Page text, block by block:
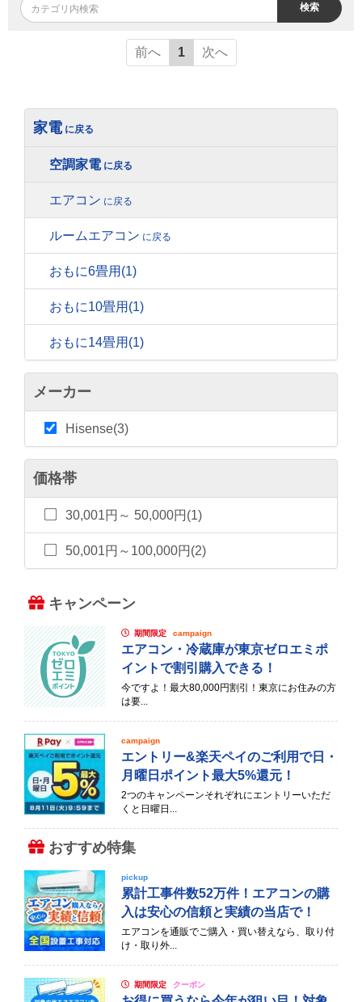
検索
前へ 1 次へ
家電
空調家電
エアコン
ルームエアコン
おもに6畳用 (1)
おもに10畳用 (1)
おもに14畳用 (1)
メーカー
Hisense(3)
価格帯
30,001円～ 50,000円(1)
50,001円～100,000円(2)
キャンペーン
期間限定 campaign
エアコン・冷蔵庫が東京ゼロエミポ
イントで割引購入できる！
今ですよ！最大80,000円割引！東京にお住みの方
は要...
campaign
エントリー&楽天ペイのご利用で日・
月曜日ポイント最大5%還元！
2つのキャンペーンそれぞれにエントリーいただ
くと日曜日...
おすすめ特集
pickup
累計工事件数52万件！エアコンの購
入は安心の信頼と実績の当店で！
エアコンを通販でご購入・買い替えなら、取り付
け・取り外...
期間限定 クーポン